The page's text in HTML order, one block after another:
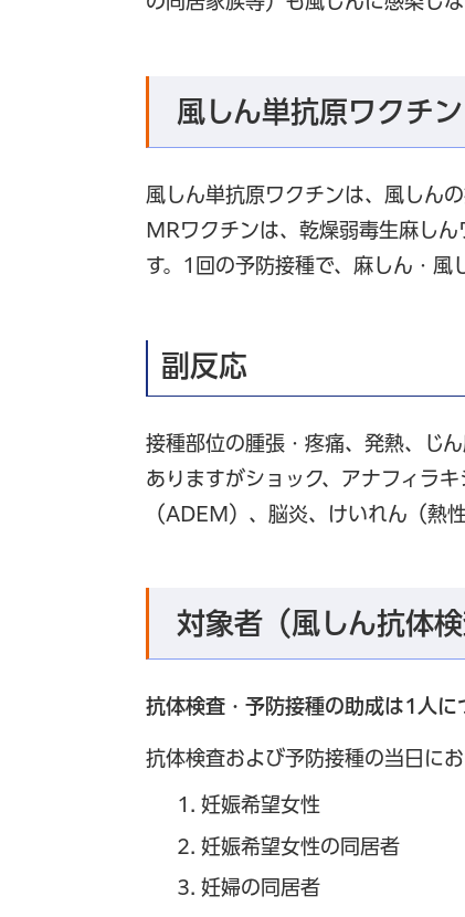
風しん単抗原ワクチ
風しん単抗原ワクチンは、風しん
MRワクチンは、乾燥弱毒生麻し
す。1回の予防接種で、麻しん・風
副反応
接種部位の腫張・疼痛、発熱、じ
ありますがショック、アナフィラ
（ADEM）、脳炎、けいれん（熱
対象者（風しん抗体
抗体検査・予防接種の助成は1人に
抗体検査および予防接種の当日に
妊娠希望女性
妊娠希望女性の同居者
妊婦の同居者